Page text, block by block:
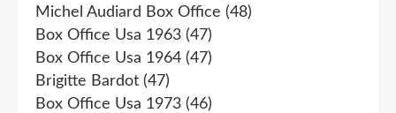
Michel Audiard Box Office (48)
Box Office Usa 1963 (47)
Box Office Usa 1964 (47)
Brigitte Bardot (47)
Box Office Usa 1973 (46)